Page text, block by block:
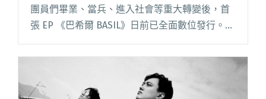
團員們畢業、當兵、進入社會等重大轉變後，首
張 EP 《巴希爾 BASIL》日前已全面數位發行。歷
時一年製作完成這張集結團員們對於這個世界的
看法的作品，這也是團員們獻給自己青春最後的
告白信。 關於閱讀全文 "台南後搖滾樂團失真率
首張EP 《巴希爾BASIL》正式發行 展開發片巡